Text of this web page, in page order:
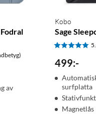
av
Kobo
Sage
499:-
surfplatta
Magnetlås